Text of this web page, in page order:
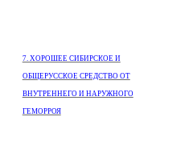
7. ХОРОШЕЕ СИБИРСКОЕ И
ОБЩЕРУССКОЕ СРЕДСТВО ОТ
ВНУТРЕННЕГО И НАРУЖНОГО
ГЕМОРРОЯ